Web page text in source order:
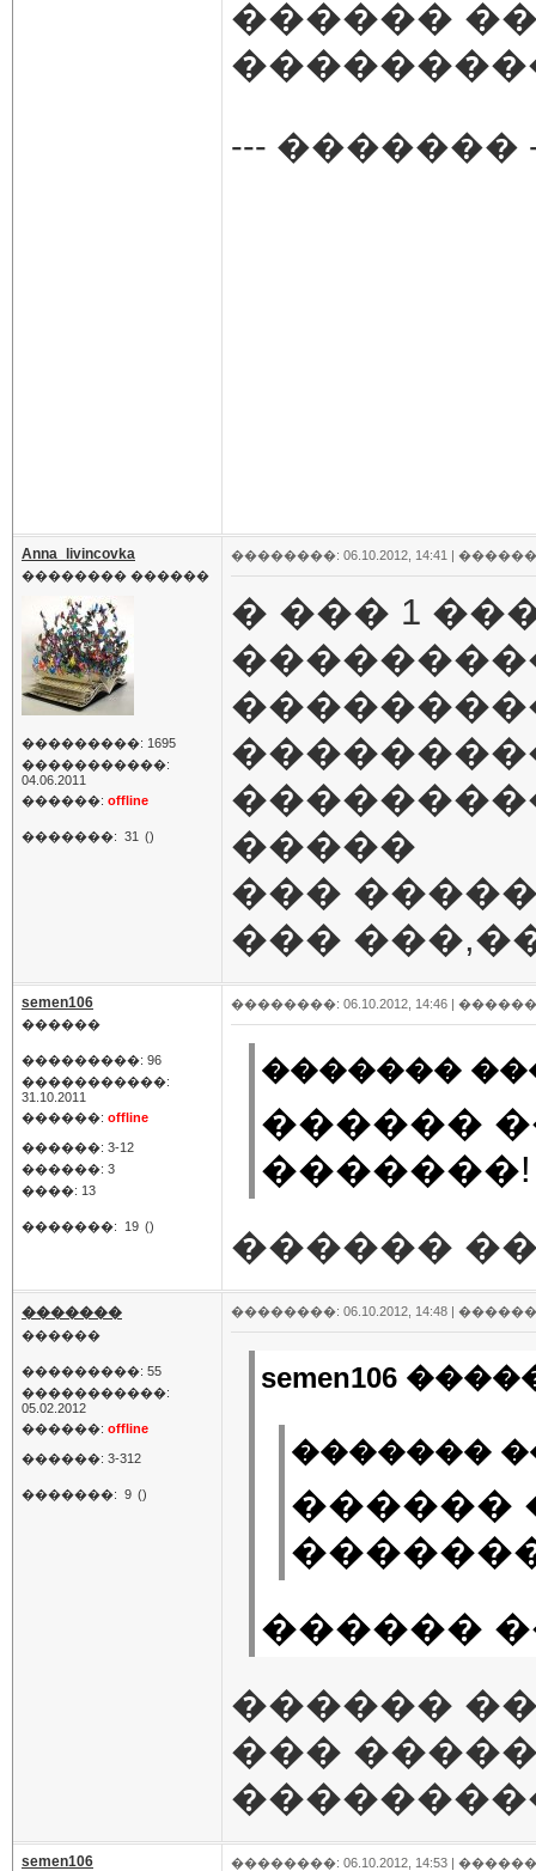
������
--- �������
Anna_livincovka
�������� ������
���������: 1695
�����������:
04.06.2011
������: offline
�������: 31 ()
��������: 06.10.2012, 14:41 |
� ��� 1
�����
���
���
semen106
������
���������: 96
�����������:
31.10.2011
������: offline
������: 3-12
������: 3
����: 13
�������: 19 ()
��������: 06.10.2012, 14:46 |
�������
������
�������!
������
�������
������
���������: 55
�����������:
05.02.2012
������: offline
������: 3-312
�������: 9 ()
��������: 06.10.2012, 14:48 |
semen106
�������
������
������
������
���
semen106 ��������: 06.10.2012, 14:53 |